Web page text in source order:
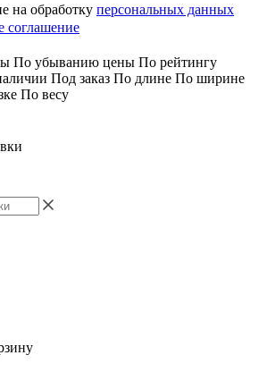
на обработку персональных данных
соглашение
По убыванию цены По рейтингу
Под заказ По длине По ширине
По весу